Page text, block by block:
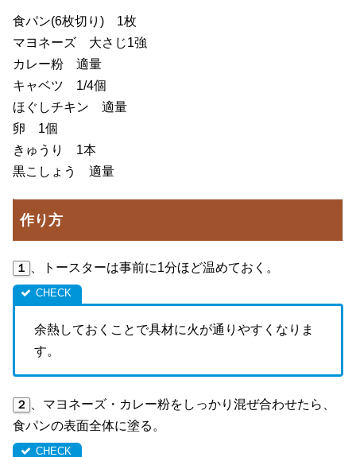
食パン(6枚切り) 1枚
マヨネーズ 大さじ1強
カレー粉 適量
キャベツ 1/4個
ほぐしチキン 適量
卵 1個
きゅうり 1本
黒こしょう 適量
作り方
１ 、トースターは事前に1分ほど温めておく。
余熱しておくことで具材に火が通りやすくなりま
す。
２ 、マヨネーズ・カレー粉をしっかり混ぜ合わせたら、
食パンの表面全体に塗る。